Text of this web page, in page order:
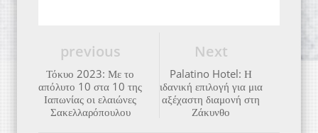
Next
Palatino Hotel: Η
ιδανική επιλογή για μια
αξέχαστη διαμονή στη
Ζάκυνθο
previous
Τόκυο 2023: Με το
απόλυτο 10 στα 10 της
Ιαπωνίας οι ελαιώνες
Σακελλαρόπουλου